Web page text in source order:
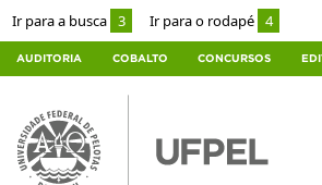
Ir para a busca 3 Ir para o rodapé 4
AUDITORIA COBALTO CONCURSOS